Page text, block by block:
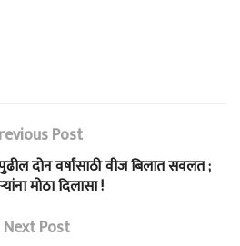
Post
दोन वर्षांसाठी वीज बिलात सवलत ;
मोठा दिलासा !
Next Post